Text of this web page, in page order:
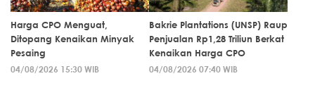
Harga CPO Menguat,
Ditopang Kenaikan Minyak
Pesaing
04/08/2026 15:30 WIB
Bakrie Plantations (UNSP) Raup
Penjualan Rp1,28 Triliun Berkat
Kenaikan Harga CPO
04/08/2026 07:40 WIB